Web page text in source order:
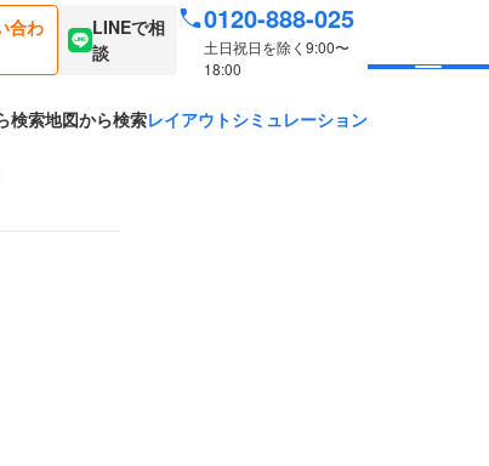
合わ
LINEで相
談
0120-888-025
土日祝日を除く9:00〜
18:00
検索地図から検索レイアウトシミュレーション